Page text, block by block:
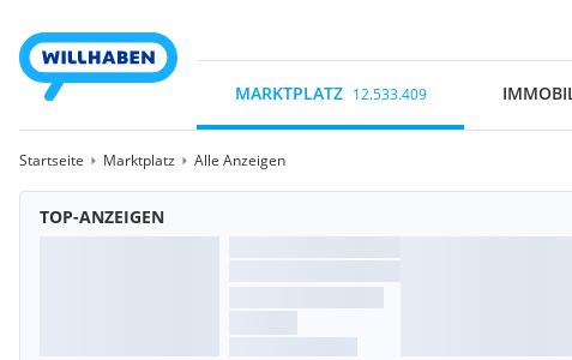
MARKTPLATZ 12.533.409
Startseite Marktplatz Alle Anzeigen
TOP-ANZEIGEN